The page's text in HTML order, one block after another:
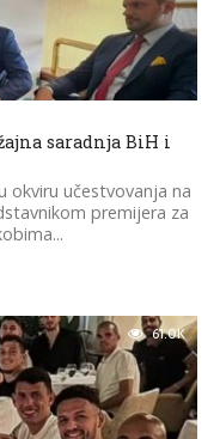
saradnja BiH i
okviru učestvovanja na
premijera za
61.0K